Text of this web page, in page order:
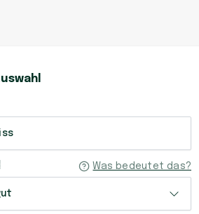
Was bedeutet das?